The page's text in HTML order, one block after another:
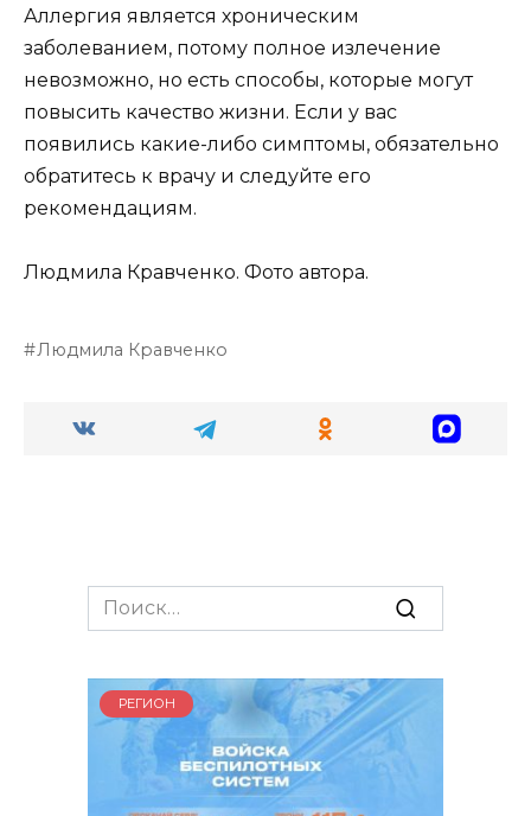
Аллергия является хроническим
заболеванием, потому полное излечение
невозможно, но есть способы, которые могут
повысить качество жизни. Если у вас
появились какие-либо симптомы, обязательно
обратитесь к врачу и следуйте его
рекомендациям.
Людмила Кравченко. Фото автора.
Людмила Кравченко
Search
for:
РЕГИОН